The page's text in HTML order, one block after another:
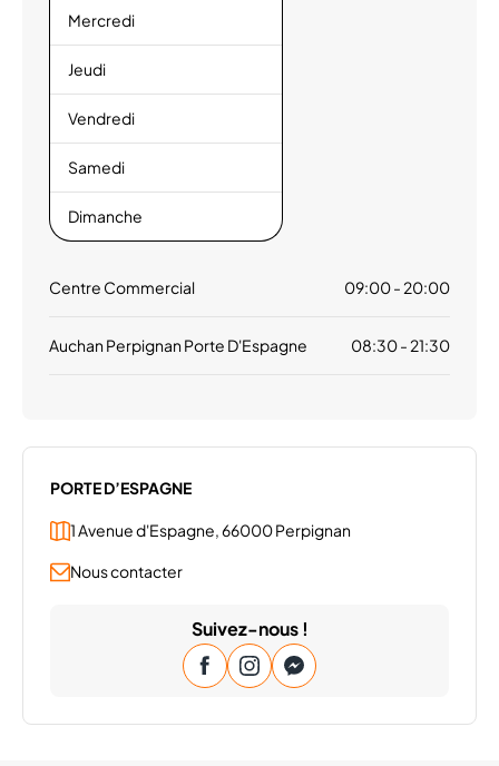
Mercredi
Jeudi
Vendredi
Samedi
Dimanche
Centre Commercial 09:00 - 20:00
Auchan Perpignan Porte D'Espagne 08:30 - 21:30
PORTE D’ESPAGNE
1 Avenue d'Espagne, 66000 Perpignan
Nous contacter
Suivez-nous !